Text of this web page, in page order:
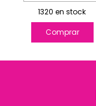
1320 en stock